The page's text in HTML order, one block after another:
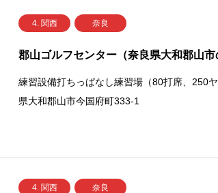
4. 関西 奈良
郡山ゴルフセンター（奈良県大和郡山市
練習設備打ちっぱなし練習場（80打席、250
県大和郡山市今国府町333-1
4. 関西 奈良